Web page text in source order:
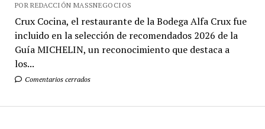
POR REDACCIÓN MASSNEGOCIOS
Crux Cocina, el restaurante de la Bodega Alfa Crux fue
incluido en la selección de recomendados 2026 de la
Guía MICHELIN, un reconocimiento que destaca a
los...
Comentarios cerrados